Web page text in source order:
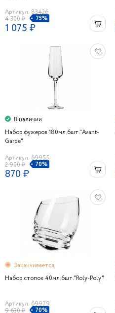
Артикул: 83426
4 300 ₽
75%
1 075 ₽
В наличии
Набор фужеров 180мл.6шт."Avant-
Garde"
Артикул: 69955
2 900 ₽
70%
870 ₽
Заканчивается
Набор стопок 40мл.6шт."Roly-Poly"
Артикул: 69979
9 630 ₽
70%